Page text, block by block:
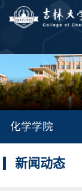
化学学院
新闻动态